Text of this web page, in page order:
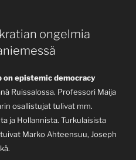
ongelmia
epistemic democracy
Ruissalossa. Professori Maija
osallistujat tulivat mm.
ja Hollannista. Turkulaisista
Marko Ahteensuu, Joseph